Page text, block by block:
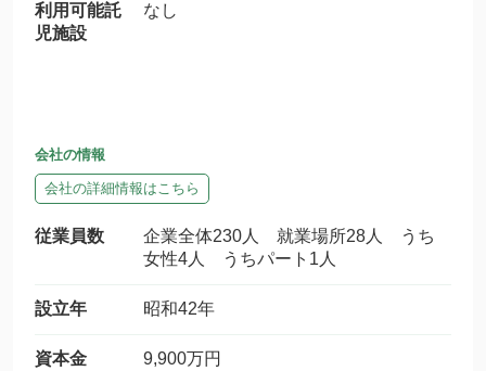
利用可能託
児施設
なし
会社の情報
会社の詳細情報はこちら
従業員数
企業全体230人 就業場所28人 うち
女性4人 うちパート1人
設立年 昭和42年
資本金 9,900万円